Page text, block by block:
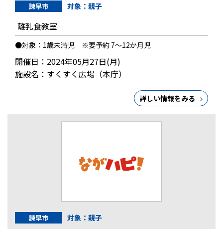
諫早市 対象：親子
離乳食教室
●対象：1歳未満児 ※要予約 7～12か月児
開催日：2024年05月27日(月)
施設名：すくすく広場（本庁）
詳しい情報をみる
諫早市 対象：親子